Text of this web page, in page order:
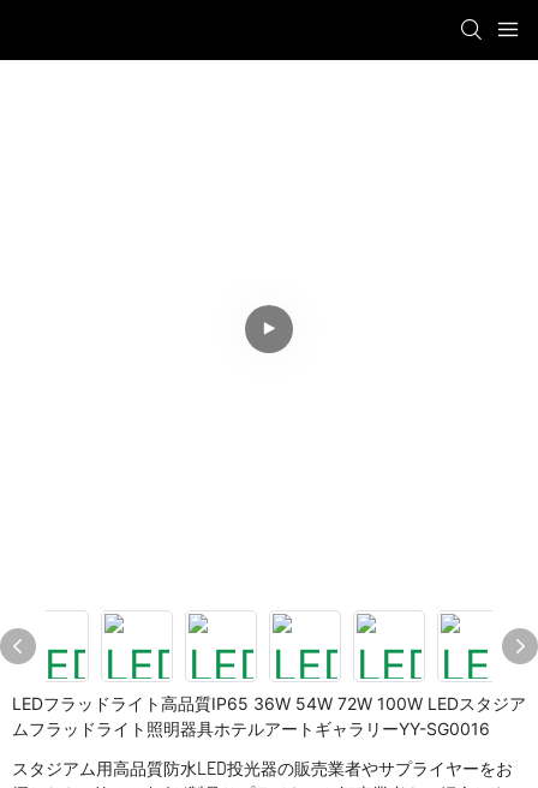
LEDフラッドライト高品質IP65 36W 54W 72W 100W LEDスタジア
ムフラッドライト照明器具ホテルアートギャラリーYY-SG0016
スタジアム用高品質防水LED投光器の販売業者やサプライヤーをお